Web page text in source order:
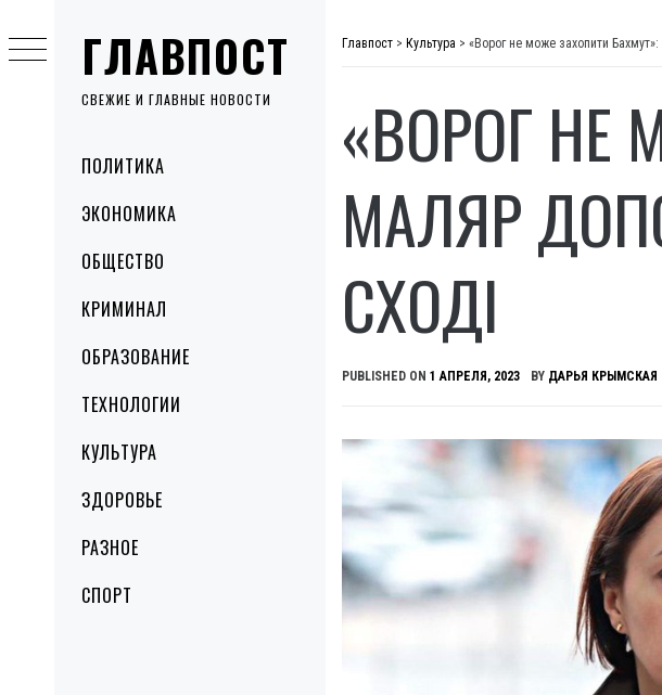
ГЛАВПОСТ
СВЕЖИЕ И ГЛАВНЫЕ НОВОСТИ
MenuПОЛИТИКА
ЭКОНОМИКА
ОБЩЕСТВО
КРИМИНАЛ
ОБРАЗОВАНИЕ
ТЕХНОЛОГИИ
КУЛЬТУРА
ЗДОРОВЬЕ
РАЗНОЕ
СПОРТ
to
content
Главпост > Культура > «Ворог не може захопити
«ВОРОГ НЕ
МАЛЯР
СХОДІ
PUBLISHED ON 1 АПРЕЛЯ, 2023 BY ДАРЬЯ КРЫМСКАЯ